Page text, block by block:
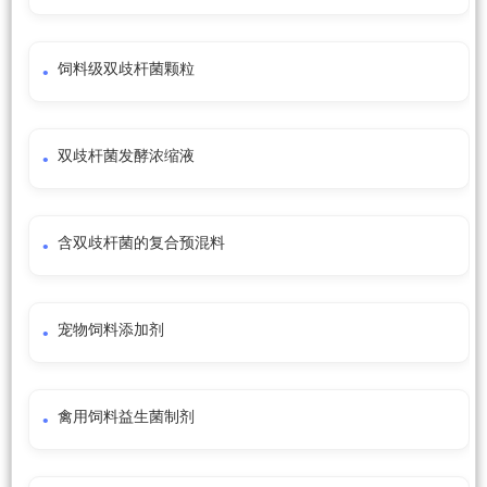
饲料级双歧杆菌颗粒
双歧杆菌发酵浓缩液
含双歧杆菌的复合预混料
宠物饲料添加剂
禽用饲料益生菌制剂